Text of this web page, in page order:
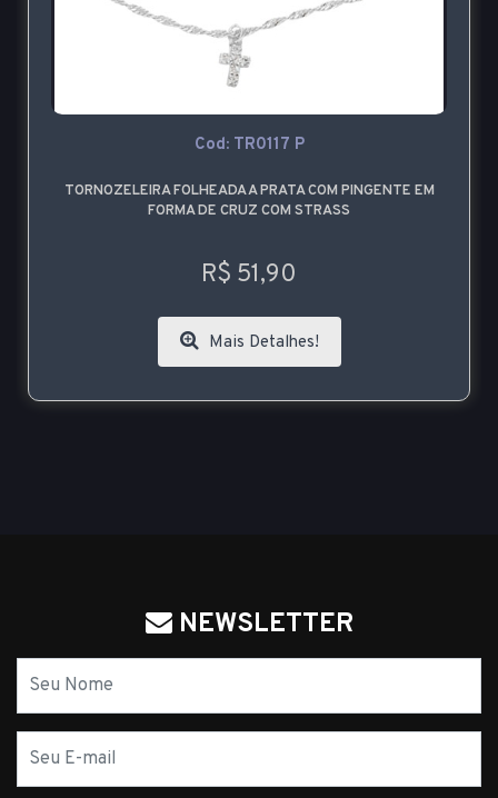
Cod: TR0117 P
TORNOZELEIRA FOLHEADA A PRATA COM PINGENTE EM
FORMA DE CRUZ COM STRASS
R$ 51,90
Mais Detalhes!
NEWSLETTER
mail